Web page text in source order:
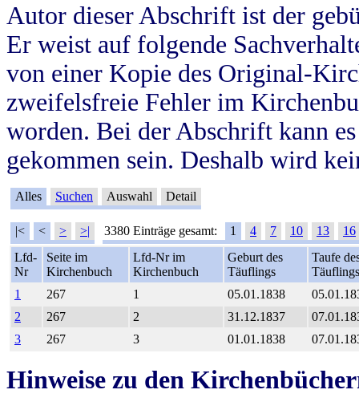
Autor dieser Abschrift ist der
Er weist auf folgende
von einer Kopie des Original-
zweifelsfreie Fehler im
worden. Bei der Abschrift kann
gekommen sein. Deshalb wird
Alles Suchen Auswahl Detail
|< < > >| 3380 Einträge gesamt: 1 4 7 10 13
16
Lfd-
Nr
Seite im
Kirchenbuch
Lfd-Nr im
Kirchenbuch
Geburt des
Täuflings
Taufe
Täuflings
1
267 1 05.01.1838
2
267 2 31.12.1837
3
267 3 01.01.1838
Hinweise zu den